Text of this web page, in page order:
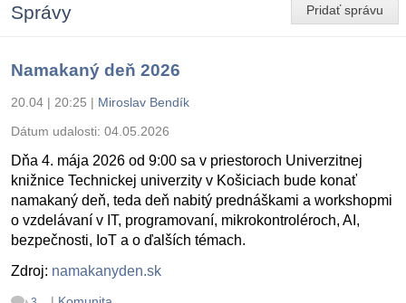
Pridať správu
Správy
Namakaný deň 2026
20.04 | 20:25 | Miroslav Bendík
Dátum udalosti: 04.05.2026
Dňa 4. mája 2026 od 9:00 sa v priestoroch Univerzitnej
knižnice Technickej univerzity v Košiciach bude konať
namakaný deň, teda deň nabitý prednáškami a workshopmi
o vzdelávaní v IT, programovaní, mikrokontroléroch, AI,
bezpečnosti, IoT a o ďalších témach.
Zdroj: namakanyden.sk